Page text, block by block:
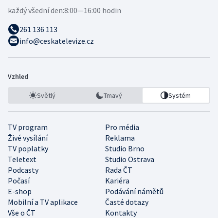
každý všední den:8:00—16:00 hodin
261 136 113
info@ceskatelevize.cz
Vzhled
Světlý Tmavý Systém
TV program
Pro média
Živé vysílání
Reklama
TV poplatky
Studio Brno
Teletext
Studio Ostrava
Podcasty
Rada ČT
Počasí
Kariéra
E-shop
Podávání námětů
Mobilní a TV aplikace
Časté dotazy
Vše o ČT
Kontakty